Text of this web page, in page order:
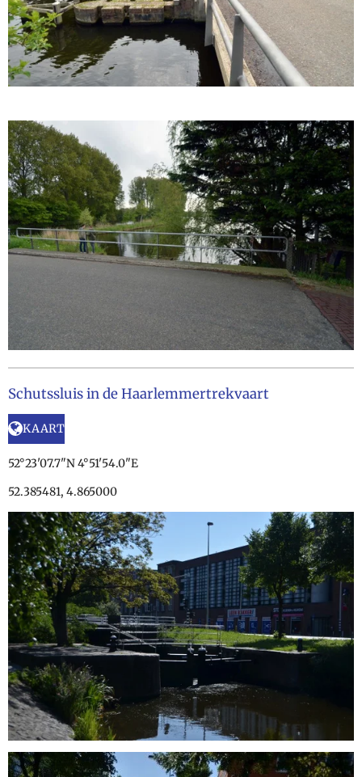
Schutssluis in de Haarlemmertrekvaart
KAART
52°23'07.7"N 4°51'54.0"E
52.385481, 4.865000